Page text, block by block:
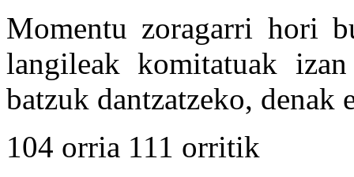
Momentu zoragarri hori
langileak komitatuak
batzuk dantzatzeko, denak
104 orria 111 orritik